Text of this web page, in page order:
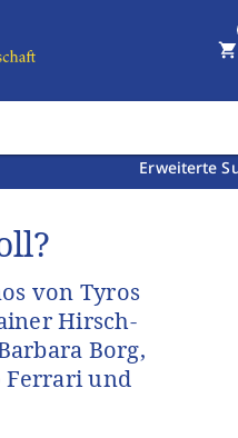
Erweiterte
shopping_cart
von Tyros
Hirsch-
Borg,
Ferrari und